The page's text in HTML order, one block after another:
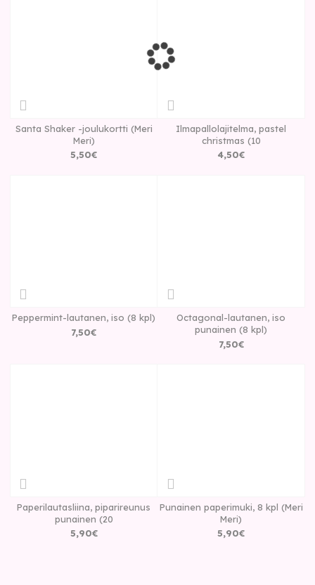
Santa Shaker -joulukortti (Meri
Meri)
5,50€
Ilmapallolajitelma, pastel
christmas (10
4,50€
Peppermint-lautanen, iso (8 kpl)
7,50€
Octagonal-lautanen, iso
punainen (8 kpl)
7,50€
Paperilautasliina, piparireunus
punainen (20
5,90€
Punainen paperimuki, 8 kpl (Meri
Meri)
5,90€